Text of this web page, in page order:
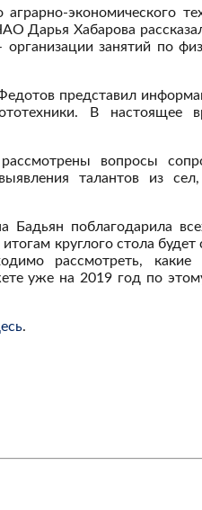
экономического
Дарья Хабарова
занятий по
представил
В настоящее
вопросы
талантов из
Бадьян поблагодарила
круглого стола
рассмотреть,
уже на 2019 год по
.